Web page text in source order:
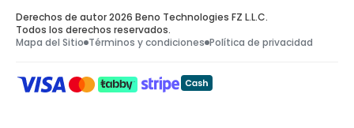
Derechos de autor 2026 Beno Technologies FZ L.L.C.
Todos los derechos reservados.
Mapa del Sitio Términos y condiciones Política de privacidad